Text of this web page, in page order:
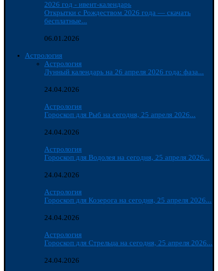
2026 год - ивент-календарь
Открытки с Рождеством 2026 года — скачать
бесплатные...
06.01.2026
Астрология
Астрология
Лунный календарь на 26 апреля 2026 года: фаза...
24.04.2026
Астрология
Гороскоп для Рыб на сегодня, 25 апреля 2026...
24.04.2026
Астрология
Гороскоп для Водолея на сегодня, 25 апреля 2026...
24.04.2026
Астрология
Гороскоп для Козерога на сегодня, 25 апреля 2026...
24.04.2026
Астрология
Гороскоп для Стрельца на сегодня, 25 апреля 2026...
24.04.2026